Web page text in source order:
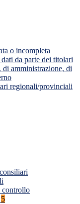
o incompleta
da parte dei titolari
amministrazione, di
regionali/provinciali
controllo
5